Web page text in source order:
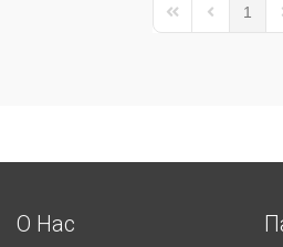
First PagePrevious
1
О Нас